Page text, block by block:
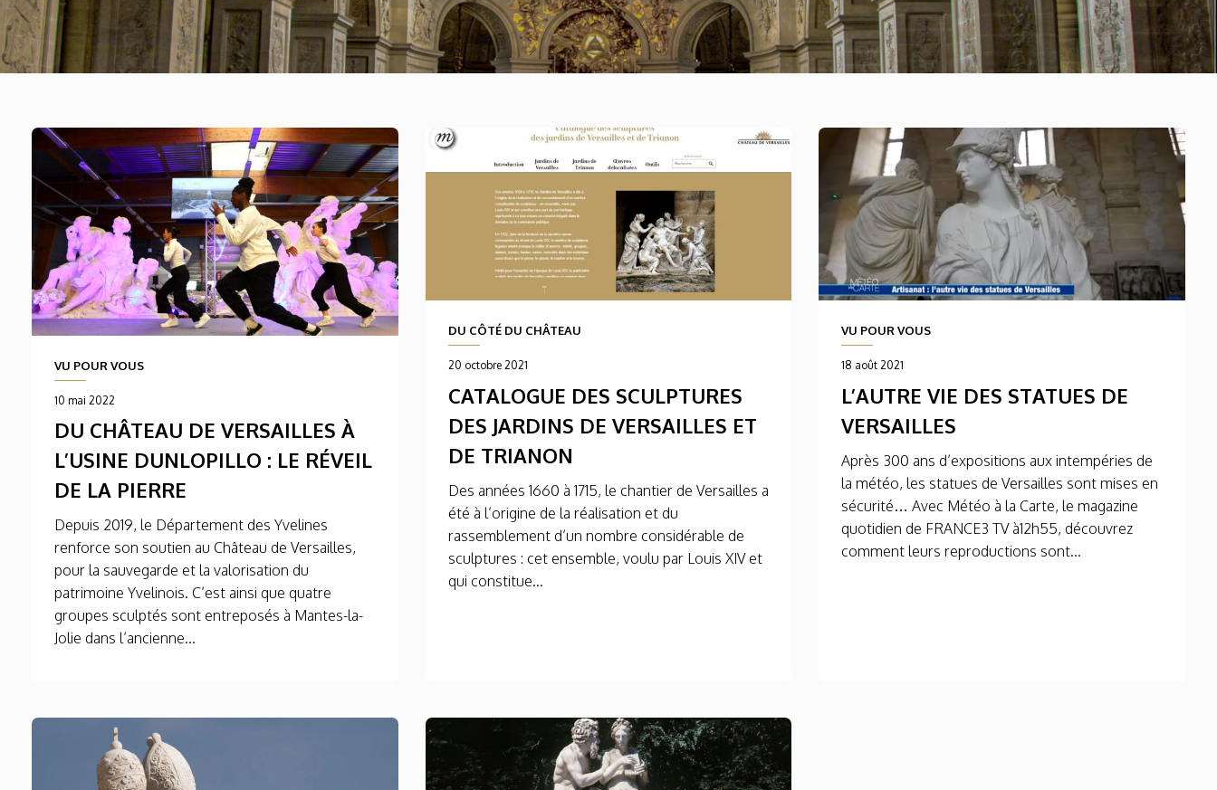
VU POUR VOUS
10 mai 2022
DU CHÂTEAU DE VERSAILLES À
L’USINE DUNLOPILLO : LE RÉVEIL
DE LA PIERRE
Depuis 2019, le Département des Yvelines
renforce son soutien au Château de Versailles,
pour la sauvegarde et la valorisation du
patrimoine Yvelinois. C’est ainsi que quatre
groupes sculptés sont entreposés à Mantes-la-
Jolie dans l’ancienne...
DU CÔTÉ DU CHÂTEAU
20 octobre 2021
CATALOGUE DES SCULPTURES
DES JARDINS DE VERSAILLES ET
DE TRIANON
Des années 1660 à 1715, le chantier de Versailles a
été à l’origine de la réalisation et du
rassemblement d’un nombre considérable de
sculptures : cet ensemble, voulu par Louis XIV et
qui constitue...
VU POUR VOUS
18 août 2021
L’AUTRE VIE DES STATUES DE
VERSAILLES
Après 300 ans d’expositions aux intempéries de
la météo, les statues de Versailles sont mises en
sécurité… Avec Météo à la Carte, le magazine
quotidien de FRANCE3 TV à12h55, découvrez
comment leurs reproductions sont...